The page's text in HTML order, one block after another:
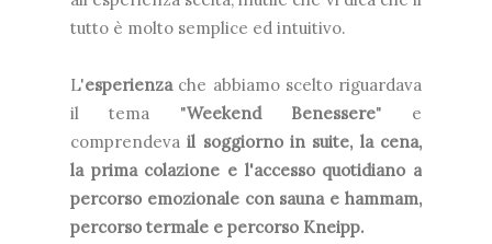
tutto è molto semplice ed intuitivo.
L'esperienzache abbiamo scelto riguardava
il tema "Weekend Benessere" e
comprendevail soggiorno in suite, la cena,
la prima colazione e l'accesso quotidiano a
percorso emozionale con sauna e hammam,
percorso termale e percorso Kneipp.